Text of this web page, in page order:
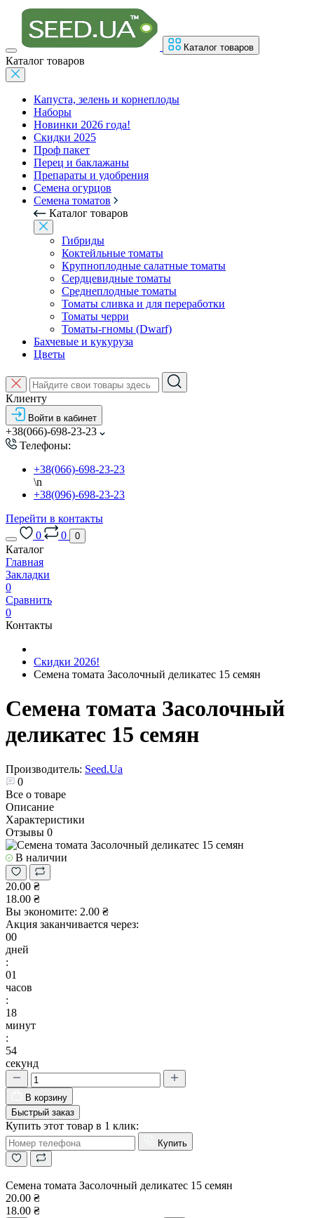
Каталог товаров
Каталог товаров
Капуста, зелень и корнеплоды
Наборы
Новинки 2026 года!
Скидки 2025
Проф пакет
Перец и баклажаны
Препараты и удобрения
Семена огурцов
Семена томатов
Каталог товаров
Гибриды
Коктейльные томаты
Крупноплодные салатные томаты
Сердцевидные томаты
Среднеплодные томаты
Томаты сливка и для переработки
Томаты черри
Томаты-гномы (Dwarf)
Бахчевые и кукуруза
Цветы
Клиенту
Войти в кабинет
+38(066)-698-23-23
Телефоны:
+38(066)-698-23-23
\n
+38(096)-698-23-23
Перейти в контакты
0
0 0
Каталог
Главная
Закладки
0
Сравнить
0
Контакты
Скидки 2026!
Семена томата Засолочный деликатес 15 семян
Семена томата Засолочный
деликатес 15 семян
Производитель: Seed.Ua
0
Все о товаре
Описание
Характеристики
Отзывы 0
В наличии
20.00 ₴
18.00 ₴
Вы экономите: 2.00 ₴
Акция заканчивается через:
00
дней
:
01
часов
:
18
минут
:
54
секунд
В корзину
Быстрый заказ
Купить этот товар в 1 клик:
Купить
Семена томата Засолочный деликатес 15 семян
20.00 ₴
18.00 ₴